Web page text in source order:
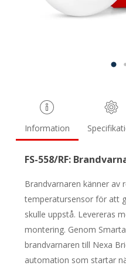
Information
FS-558/RF:
Brandvarnaren känner av
temperatursensor för att
skulle uppstå. Levereras
montering. Genom
brandvarnaren till Nexa
automation som startar